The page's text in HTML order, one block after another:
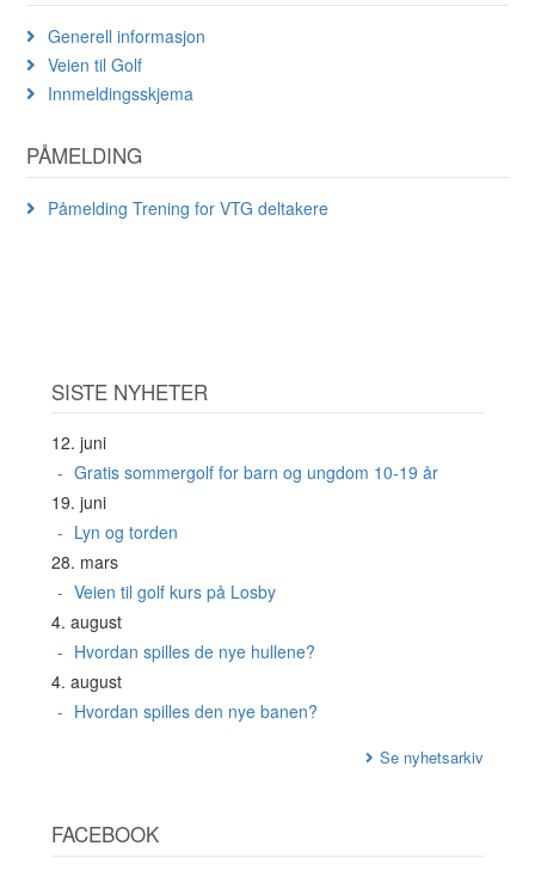
Generell informasjon
Veien til Golf
Innmeldingsskjema
PÅMELDING
Påmelding Trening for VTG deltakere
SISTE NYHETER
12. juni
Gratis sommergolf for barn og ungdom 10-19 år
19. juni
Lyn og torden
28. mars
Veien til golf kurs på Losby
4. august
Hvordan spilles de nye hullene?
4. august
Hvordan spilles den nye banen?
Se nyhetsarkiv
FACEBOOK